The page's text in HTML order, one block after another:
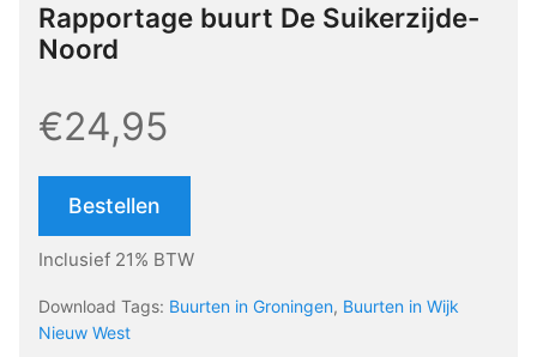
Rapportage buurt De Suikerzijde-
Noord
€24,95
Bestellen
Inclusief 21% BTW
Download Tags: Buurten in Groningen, Buurten in Wijk
Nieuw West